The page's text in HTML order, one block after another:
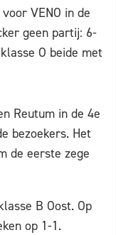
VENO in de
geen partij: 6-
O beide met
Reutum in de 4e
bezoekers. Het
de eerste zege
B Oost. Op
op 1-1.